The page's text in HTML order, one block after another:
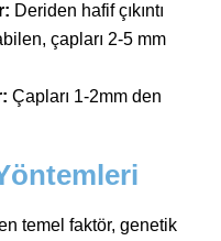
Deriden hafif çıkıntı
çapları 2-5 mm
Çapları 1-2mm den
temel faktör, genetik